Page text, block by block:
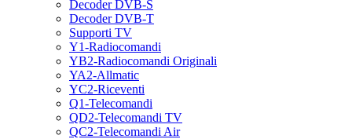
Decoder DVB-S
Decoder DVB-T
Supporti TV
Y1-Radiocomandi
YB2-Radiocomandi Originali
YA2-Allmatic
YC2-Riceventi
Q1-Telecomandi
QD2-Telecomandi TV
QC2-Telecomandi Air